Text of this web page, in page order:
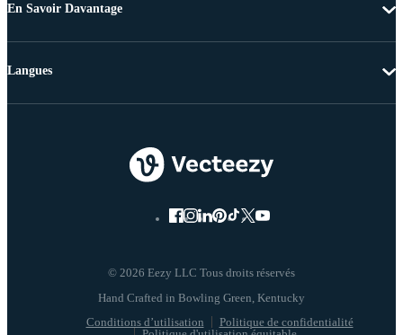
En Savoir Davantage
© 2026 Eezy LLC Tous droits réservés
Conditions d’utilisation
Politique de confidentialité
Langues